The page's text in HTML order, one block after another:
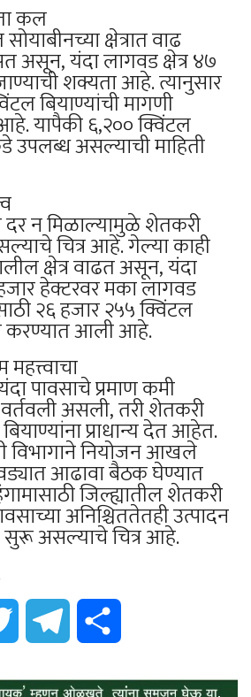
कल
क्षेत्रात वाढ
असून, यंदा लागवड क्षेत्र ४७
शक्यता आहे. त्यानुसार
बियाण्यांची मागणी
यापैकी ६,२०० क्विंटल
उपलब्ध असल्याची माहिती
दर न मिळाल्यामुळे शेतकरी
चित्र आहे. गेल्या काही
क्षेत्र वाढत असून, यंदा
हेक्टरवर मका लागवड
२६ हजार २५५ क्विंटल
करण्यात आली आहे.
महत्त्वाचा
पावसाचे प्रमाण कमी
असली, तरी शेतकरी
प्राधान्य देत आहेत.
विभागाने नियोजन आखले
आढावा बैठक घेण्यात
जिल्ह्यातील शेतकरी
अनिश्चिततेतही उत्पादन
सुरू असल्याचे चित्र आहे.
Twitter Telegram